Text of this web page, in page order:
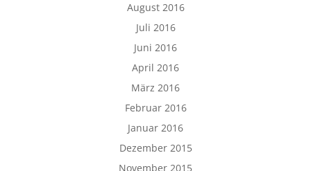
August 2016
Juli 2016
Juni 2016
April 2016
März 2016
Februar 2016
Januar 2016
Dezember 2015
November 2015